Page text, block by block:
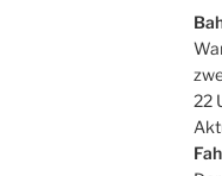
22